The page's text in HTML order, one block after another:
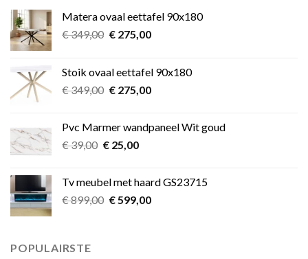
Matera ovaal eettafel 90x180
€349,00 Oorspronkelijke
€ 349,00.
€275,00Huidige
€ 275,00.
Stoik ovaal eettafel 90x180
€349,00 Oorspronkelijke
€ 349,00.
€275,00Huidige
€ 275,00.
Pvc Marmer wandpaneel Wit goud
€39,00 Oorspronkelijke
€ 39,00.
€25,00Huidige
€ 25,00.
Tv meubel met haard GS23715
€899,00 Oorspronkelijke
€599,00Huidige
POPULAIRSTE